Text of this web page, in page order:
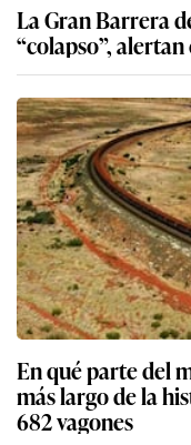
La Gran Barrera
“colapso”,
En qué parte del
más largo de la
682 vagones